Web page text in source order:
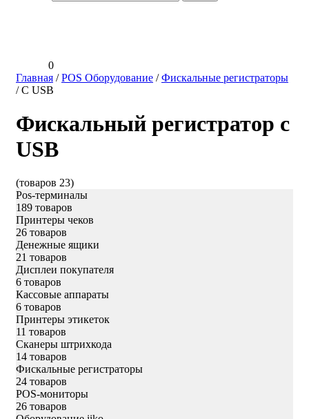
0
Главная /POS Оборудование /Фискальные регистраторы
/C USB
Фискальный регистратор с
USB
(товаров 23)
Pos-терминалы
189 товаров
Принтеры чеков
26 товаров
Денежные ящики
21 товаров
Дисплеи покупателя
6 товаров
Кассовые аппараты
6 товаров
Принтеры этикеток
11 товаров
Сканеры штрихкода
14 товаров
Фискальные регистраторы
24 товаров
POS-мониторы
26 товаров